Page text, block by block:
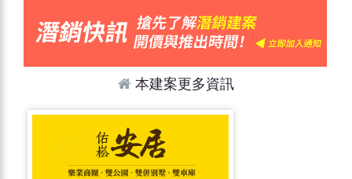
本建案更多資訊